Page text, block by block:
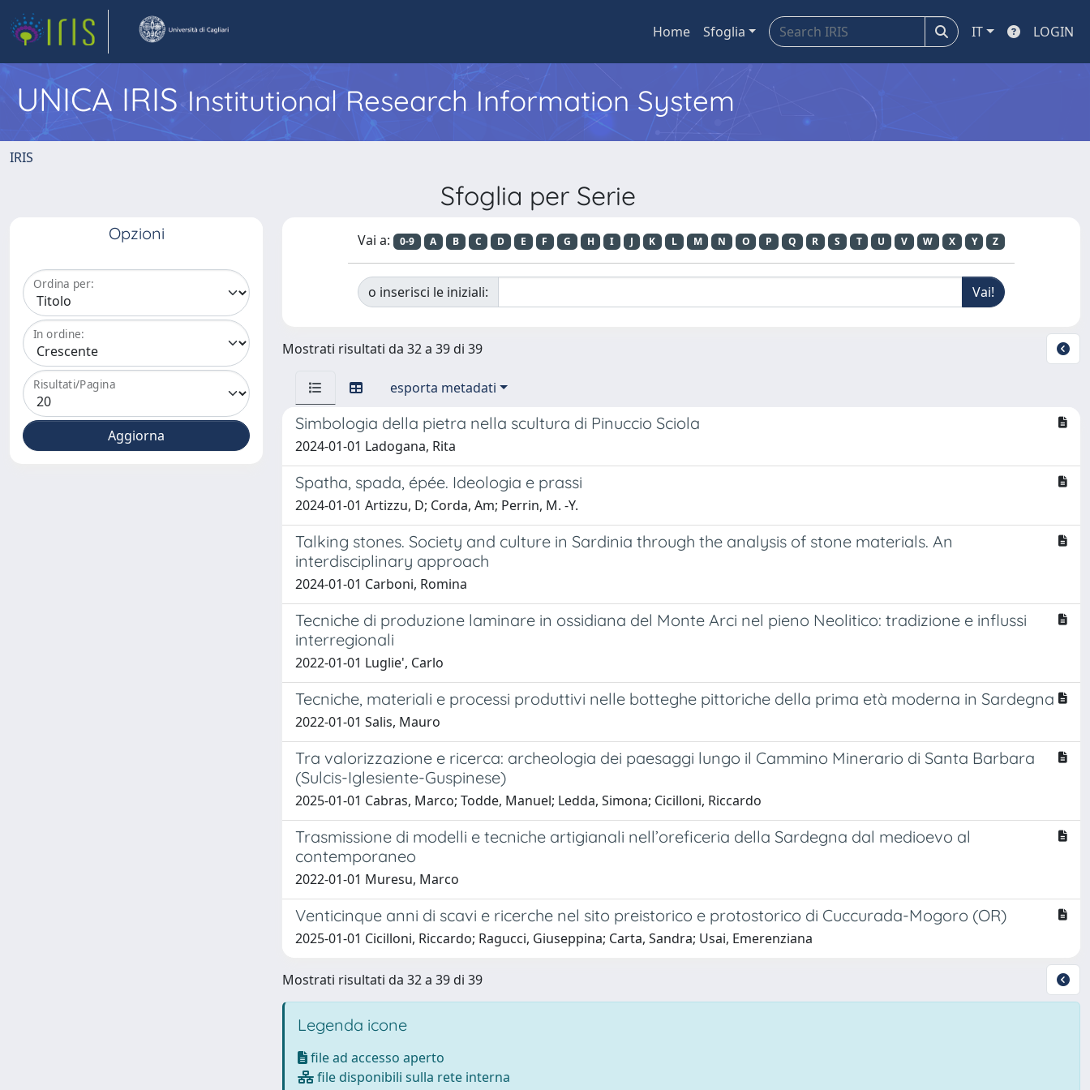
Home Sfoglia IT LOGIN
UNICA IRISInstitutional Research Information System
IRIS
Sfoglia per Serie
Opzioni
Ordina per:
In ordine:
Risultati/Pagina
Vai a: 0-9 A B C D E F G H I J K L M N O P Q R S T U V W X Y Z
o inserisci le iniziali:
Mostrati risultati da 32 a 39 di 39
esporta metadati
Simbologia della pietra nella scultura di Pinuccio Sciola
2024-01-01 Ladogana, Rita
Spatha, spada, épée. Ideologia e prassi
2024-01-01 Artizzu, D; Corda, Am; Perrin, M. -Y.
Talking stones. Society and culture in Sardinia through the analysis of stone materials. An
interdisciplinary approach
2024-01-01 Carboni, Romina
Tecniche di produzione laminare in ossidiana del Monte Arci nel pieno Neolitico: tradizione e influssi
interregionali
2022-01-01 Luglie', Carlo
Tecniche, materiali e processi produttivi nelle botteghe pittoriche della prima età moderna in Sardegna
2022-01-01 Salis, Mauro
Tra valorizzazione e ricerca: archeologia dei paesaggi lungo il Cammino Minerario di Santa Barbara
(Sulcis-Iglesiente-Guspinese)
2025-01-01 Cabras, Marco; Todde, Manuel; Ledda, Simona; Cicilloni, Riccardo
Trasmissione di modelli e tecniche artigianali nell’oreficeria della Sardegna dal medioevo al
contemporaneo
2022-01-01 Muresu, Marco
Venticinque anni di scavi e ricerche nel sito preistorico e protostorico di Cuccurada-Mogoro (OR)
2025-01-01 Cicilloni, Riccardo; Ragucci, Giuseppina; Carta, Sandra; Usai, Emerenziana
Mostrati risultati da 32 a 39 di 39
Legenda icone
file ad accesso aperto
file disponibili sulla rete interna